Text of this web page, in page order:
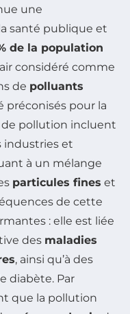
une
santé publique et
de la population
considéré comme
de polluants
préconisés pour la
de pollution incluent
industries et
à un mélange
particules fines et
de cette
: elle est liée
des maladies
, ainsi qu’à des
diabète. Par
que la pollution